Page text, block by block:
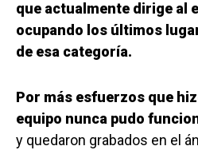
que actualmente dirige al
ocupando los últimos
de esa categoría.
Por más esfuerzos que
equipo nunca pudo
y quedaron grabados en el